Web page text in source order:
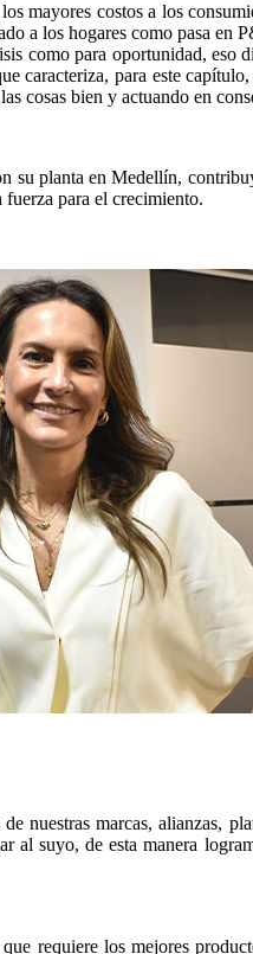
mayores costos a los
a los hogares como pasa en
como para oportunidad,
para este
cosas bien y actuando en
planta en Medellín,
para el crecimiento.
marcas, alianzas,
al suyo, de esta manera
requiere los mejores